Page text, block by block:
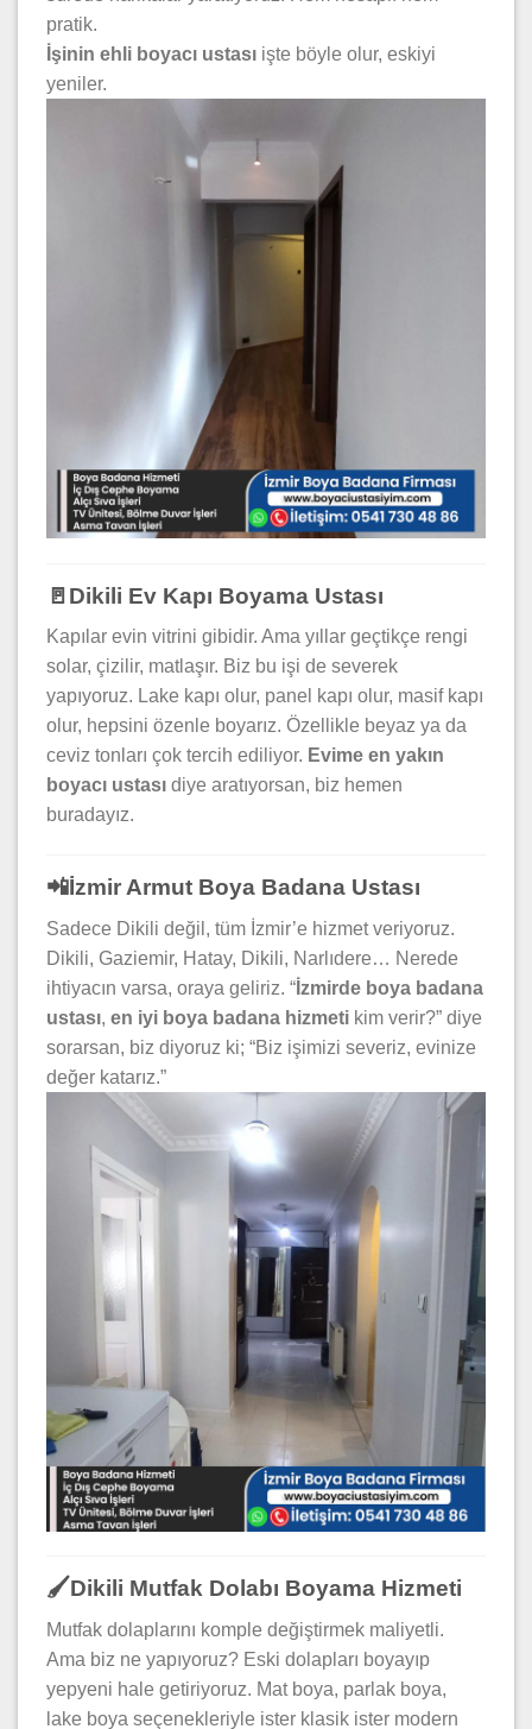
pratik.
İşinin ehli boyacı ustası işte böyle olur, eskiyi
yeniler.
🚪Dikili Ev Kapı Boyama Ustası
Kapılar evin vitrini gibidir. Ama yıllar geçtikçe rengi
solar, çizilir, matlaşır. Biz bu işi de severek
yapıyoruz. Lake kapı olur, panel kapı olur, masif kapı
olur, hepsini özenle boyarız. Özellikle beyaz ya da
ceviz tonları çok tercih ediliyor. Evime en yakın
boyacı ustası diye aratıyorsan, biz hemen
buradayız.
📲İzmir Armut Boya Badana Ustası
Sadece Dikili değil, tüm İzmir’e hizmet veriyoruz.
Dikili, Gaziemir, Hatay, Dikili, Narlıdere… Nerede
ihtiyacın varsa, oraya geliriz. “ İzmirde boya badana
ustası, en iyi boya badana hizmeti kim verir?” diye
sorarsan, biz diyoruz ki; “Biz işimizi severiz, evinize
değer katarız.”
🖌️Dikili Mutfak Dolabı Boyama Hizmeti
Mutfak dolaplarını komple değiştirmek maliyetli.
Ama biz ne yapıyoruz? Eski dolapları boyayıp
yepyeni hale getiriyoruz. Mat boya, parlak boya,
lake boya seçenekleriyle ister klasik ister modern